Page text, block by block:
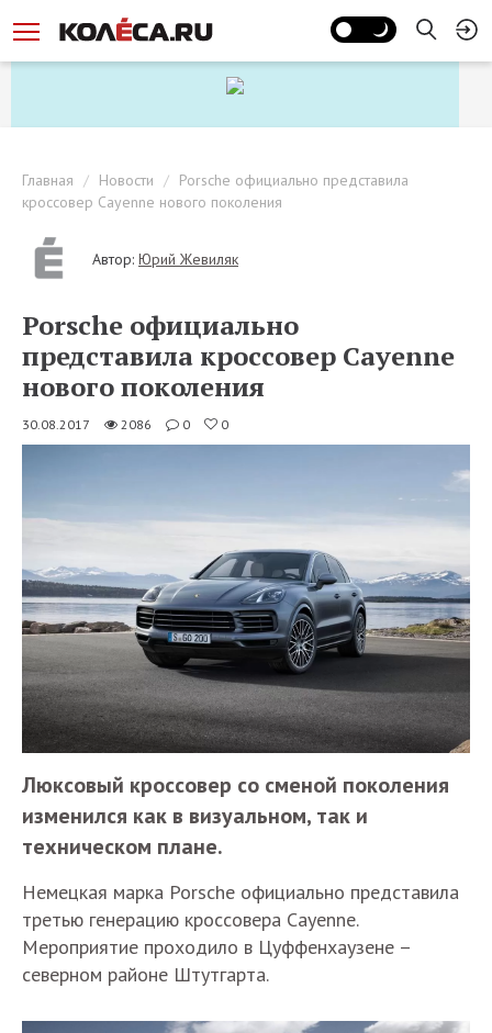
Главная Новости
Porsche официально представила
кроссовер Cayenne нового поколения
Автор: Юрий Жевиляк
Porsche официально
представила кроссовер Cayenne
нового поколения
30.08.2017 2086 0 0
Люксовый кроссовер со сменой поколения
изменился как в визуальном, так и
техническом плане.
Немецкая марка Porsche официально представила
третью генерацию кроссовера Cayenne.
Мероприятие проходило в Цуффенхаузене –
северном районе Штутгарта.